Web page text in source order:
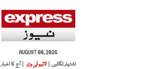
AUGUST 08, 2026
اشتہار لگائیں |
لائیو ٹی وی | آج کا اخبار